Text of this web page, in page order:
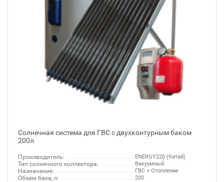
Солнечная система для ГВС с двухконтурным баком
200л
Производитель: ENERGY220 (Китай)
Тип солнечного коллектора: Вакуумный
Назначение: ГВС + Отопление
Объем бака, л: 200